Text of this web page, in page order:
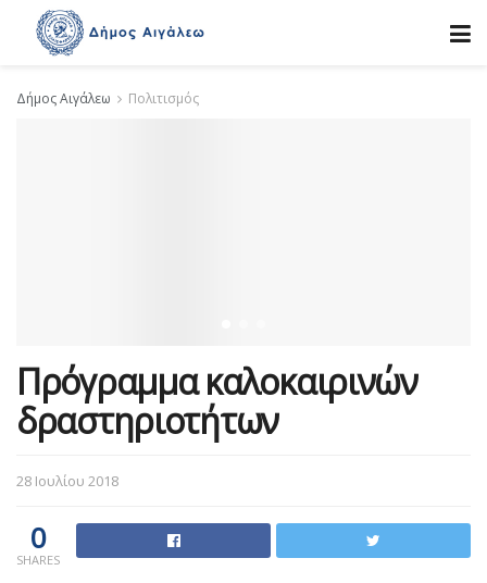
Δήμος Αιγάλεω Πολιτισμός
Πρόγραμμα καλοκαιρινών
δραστηριοτήτων
28 Ιουλίου 2018
0
SHARES